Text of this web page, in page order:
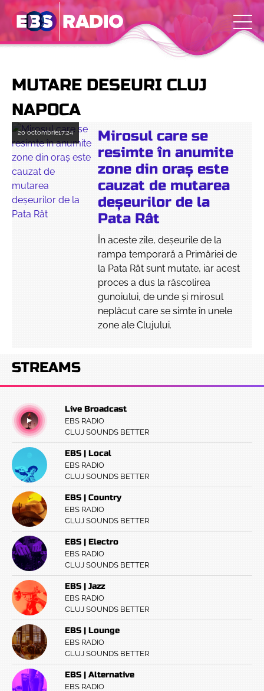
MUTARE DESEURI CLUJ
NAPOCA
20 octombrie17:24
Mirosul care se
resimte în anumite
zone din oraș este
cauzat de mutarea
deșeurilor de la
Pata Rât
În aceste zile, deșeurile de la
rampa temporară a Primăriei de
la Pata Rât sunt mutate, iar acest
proces a dus la răscolirea
gunoiului, de unde și mirosul
neplăcut care se simte în unele
zone ale Clujului.
STREAMS
Live Broadcast
EBS RADIO
CLUJ SOUNDS BETTER
EBS | Local
EBS RADIO
CLUJ SOUNDS BETTER
EBS | Country
EBS RADIO
CLUJ SOUNDS BETTER
EBS | Electro
EBS RADIO
CLUJ SOUNDS BETTER
EBS | Jazz
EBS RADIO
CLUJ SOUNDS BETTER
EBS | Lounge
EBS RADIO
CLUJ SOUNDS BETTER
EBS | Alternative
EBS RADIO